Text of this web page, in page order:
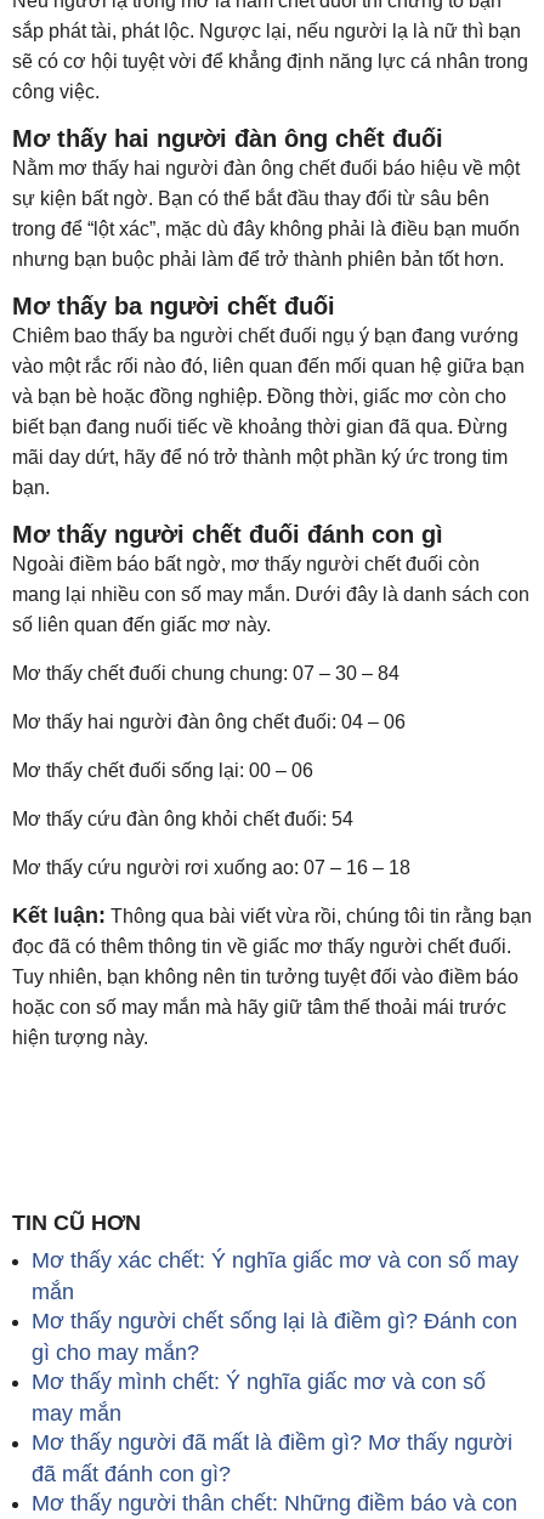
sắp phát tài, phát lộc. Ngược lại, nếu người lạ là nữ thì bạn
sẽ có cơ hội tuyệt vời để khẳng định năng lực cá nhân trong
công việc.
Mơ thấy hai người đàn ông chết đuối
Nằm mơ thấy hai người đàn ông chết đuối báo hiệu về một
sự kiện bất ngờ. Bạn có thể bắt đầu thay đổi từ sâu bên
trong để “lột xác”, mặc dù đây không phải là điều bạn muốn
nhưng bạn buộc phải làm để trở thành phiên bản tốt hơn.
Mơ thấy ba người chết đuối
Chiêm bao thấy ba người chết đuối ngụ ý bạn đang vướng
vào một rắc rối nào đó, liên quan đến mối quan hệ giữa bạn
và bạn bè hoặc đồng nghiệp. Đồng thời, giấc mơ còn cho
biết bạn đang nuối tiếc về khoảng thời gian đã qua. Đừng
mãi day dứt, hãy để nó trở thành một phần ký ức trong tim
bạn.
Mơ thấy người chết đuối đánh con gì
Ngoài điềm báo bất ngờ, mơ thấy người chết đuối còn
mang lại nhiều con số may mắn. Dưới đây là danh sách con
số liên quan đến giấc mơ này.
Mơ thấy chết đuối chung chung: 07 – 30 – 84
Mơ thấy hai người đàn ông chết đuối: 04 – 06
Mơ thấy chết đuối sống lại: 00 – 06
Mơ thấy cứu đàn ông khỏi chết đuối: 54
Mơ thấy cứu người rơi xuống ao: 07 – 16 – 18
Kết luận: Thông qua bài viết vừa rồi, chúng tôi tin rằng bạn
đọc đã có thêm thông tin về giấc mơ thấy người chết đuối.
Tuy nhiên, bạn không nên tin tưởng tuyệt đối vào điềm báo
hoặc con số may mắn mà hãy giữ tâm thế thoải mái trước
hiện tượng này.
TIN CŨ HƠN
Mơ thấy xác chết: Ý nghĩa giấc mơ và con số may
mắn
Mơ thấy người chết sống lại là điềm gì? Đánh con
gì cho may mắn?
Mơ thấy mình chết: Ý nghĩa giấc mơ và con số
may mắn
Mơ thấy người đã mất là điềm gì? Mơ thấy người
đã mất đánh con gì?
Mơ thấy người thân chết: Những điềm báo và con